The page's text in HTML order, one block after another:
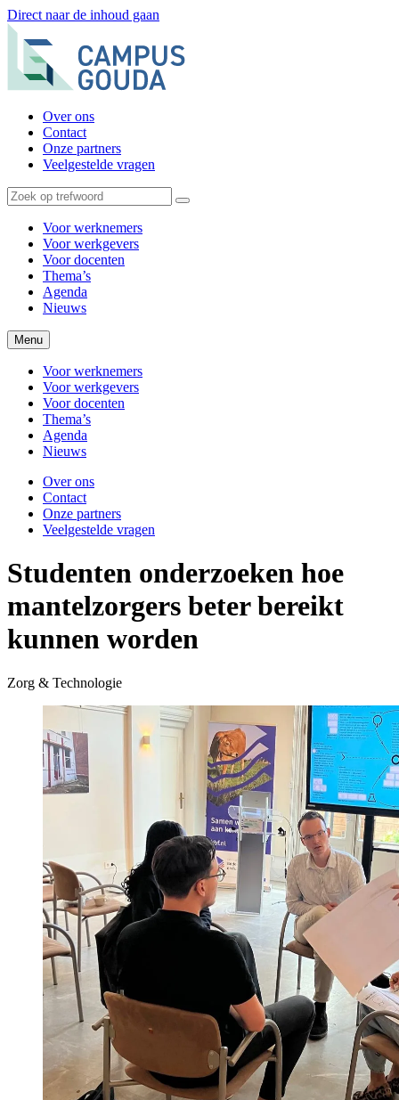
Direct naar de inhoud gaan
Over ons
Contact
Onze partners
Veelgestelde vragen
Voor werknemers
Voor werkgevers
Voor docenten
Thema’s
Agenda
Nieuws
Menu
Voor werknemers
Voor werkgevers
Voor docenten
Thema’s
Agenda
Nieuws
Over ons
Contact
Onze partners
Veelgestelde vragen
Studenten onderzoeken hoe
mantelzorgers beter bereikt
kunnen worden
Zorg & Technologie